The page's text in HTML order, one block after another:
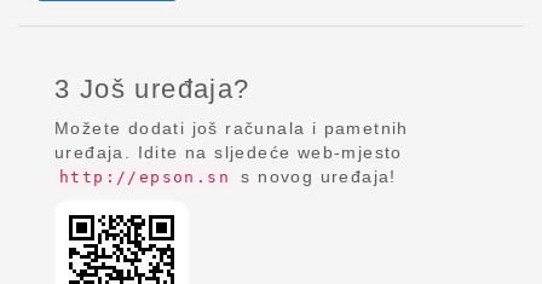
3 Još uređaja?
Možete dodati još računala i pametnih
uređaja. Idite na sljedeće web-mjesto
http://epson.sn s novog uređaja!